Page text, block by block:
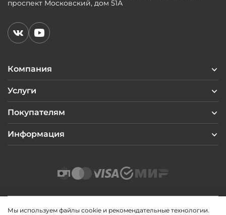
Компания
Услуги
Покупателям
Информация
проспект Московский, дом 51А
Мы используем файлы cookie и рекомендательные технологии.